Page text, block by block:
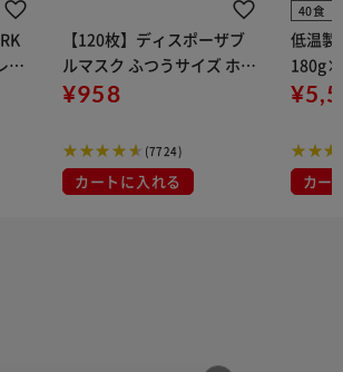
ー
【120枚】ディスポーザブ
ルマスク ふつうサイズ ホワ
イト 大容量 DISPOSABLE
布
¥958
(7724)
カートに入れる
40食
低温製
カー